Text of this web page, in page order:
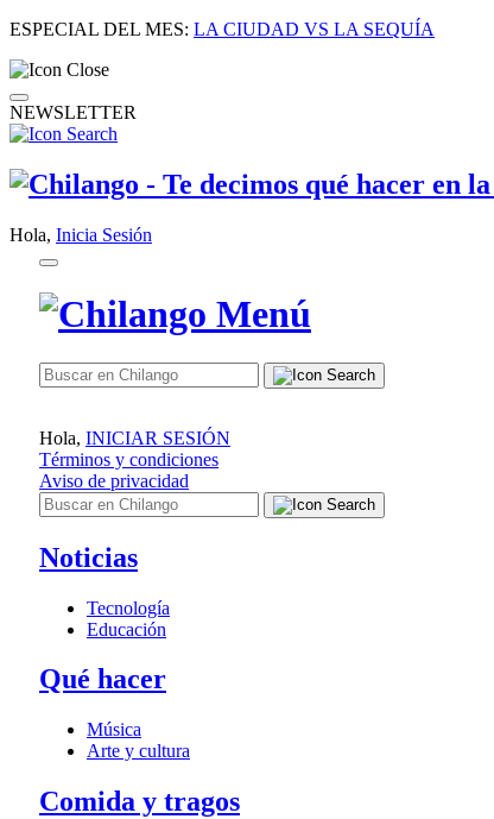
ESPECIAL DEL MES: LA CIUDAD VS LA SEQUÍA
NEWSLETTER
Hola, Inicia Sesión
Hola, INICIAR SESIÓN
Términos y condiciones
Aviso de privacidad
Noticias
Tecnología
Educación
Qué hacer
Música
Arte y cultura
Comida y tragos